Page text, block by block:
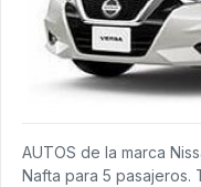
AUTOS de la marca
Nafta para 5 pasajeros.